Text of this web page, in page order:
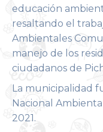
educación
resaltando el
Ambientales
manejo de los
ciudadanos de
La municipalidad
Nacional
2021.